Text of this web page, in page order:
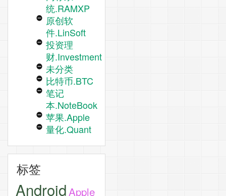
统.RAMXP
原创软
件.LinSoft
投资理
财.Investment
未分类
比特币.BTC
笔记
本.NoteBook
苹果.Apple
量化.Quant
标签
Android Apple